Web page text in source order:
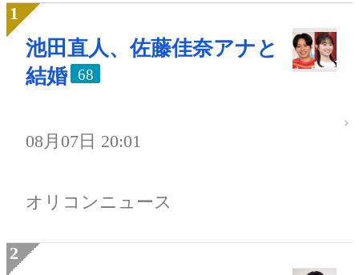
池田直人、佐藤佳奈アナと
結婚
68
08月07日 20:01
オリコンニュース